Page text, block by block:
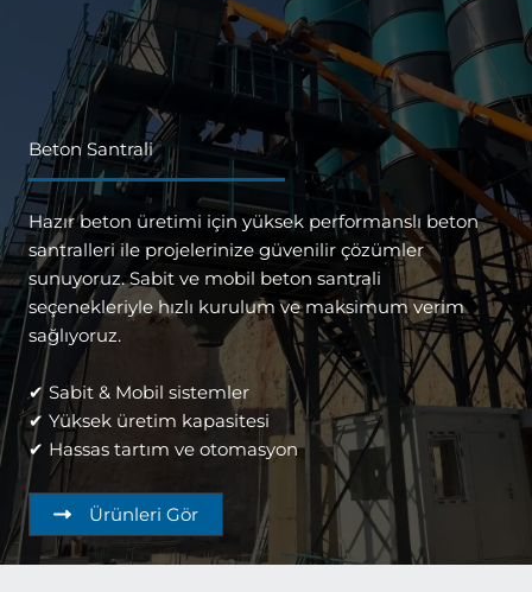
Beton Santrali
Hazır beton üretimi için yüksek performanslı beton
santralleri ile projelerinize güvenilir çözümler
sunuyoruz. Sabit ve mobil beton santrali
seçenekleriyle hızlı kurulum ve maksimum verim
sağlıyoruz.
✔ Sabit & Mobil sistemler
✔ Yüksek üretim kapasitesi
✔ Hassas tartım ve otomasyon
Ürünleri Gör